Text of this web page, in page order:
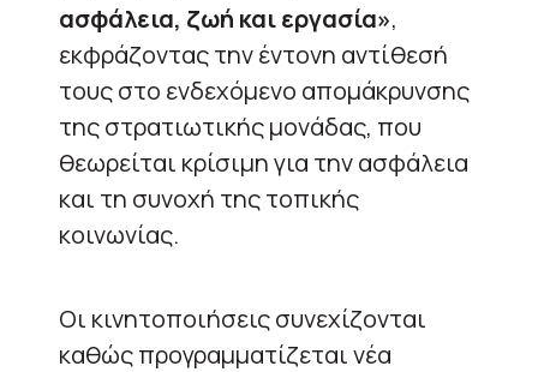
ασφάλεια, ζωή και εργασία»,
εκφράζοντας την έντονη αντίθεσή
τους στο ενδεχόμενο απομάκρυνσης
της στρατιωτικής μονάδας, που
θεωρείται κρίσιμη για την ασφάλεια
και τη συνοχή της τοπικής
κοινωνίας.
Οι κινητοποιήσεις συνεχίζονται
καθώς προγραμματίζεται νέα